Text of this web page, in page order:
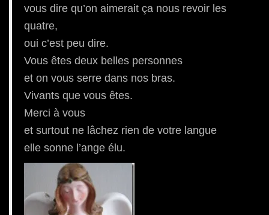
vous dire qu’on aimerait ça nous revoir les
quatre,
oui c’est peu dire.
Vous êtes deux belles personnes
et on vous serre dans nos bras.
Vivants que vous êtes.
Merci à vous
et surtout ne lâchez rien de votre langue
elle sonne l’ange élu.